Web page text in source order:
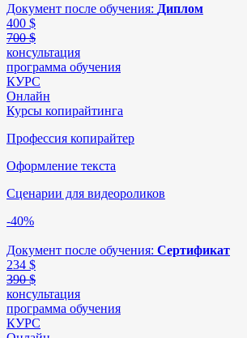
Документ после обучения: Диплом
400 $
700 $
консультация
программа обучения
КУРС
Онлайн
Курсы копирайтинга
Профессия копирайтер
Оформление текста
Сценарии для видеороликов
-40%
Документ после обучения: Сертификат
234 $
390 $
консультация
программа обучения
КУРС